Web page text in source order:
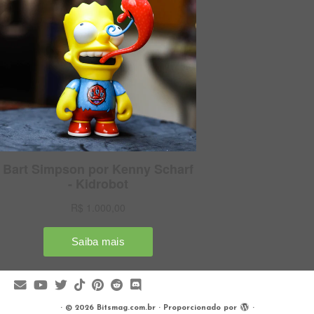
· © 2026 Bitsmag.com.br· Proporcionado por ·